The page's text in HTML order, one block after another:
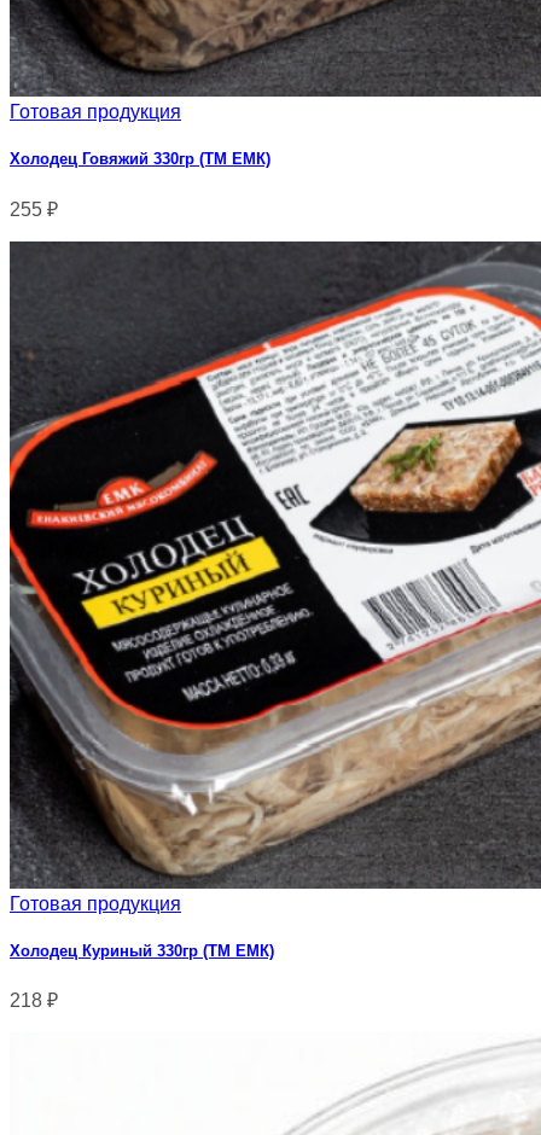
Готовая продукция
Холодец Говяжий 330гр (ТМ ЕМК)
255 ₽
Готовая продукция
Холодец Куриный 330гр (ТМ ЕМК)
218 ₽